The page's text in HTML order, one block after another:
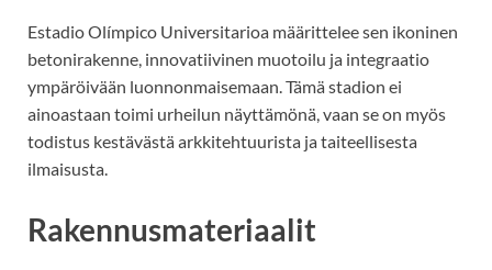
Estadio Olímpico Universitarioa määrittelee sen ikoninen
betonirakenne, innovatiivinen muotoilu ja integraatio
ympäröivään luonnonmaisemaan. Tämä stadion ei
ainoastaan toimi urheilun näyttämönä, vaan se on myös
todistus kestävästä arkkitehtuurista ja taiteellisesta
ilmaisusta.
Rakennusmateriaalit